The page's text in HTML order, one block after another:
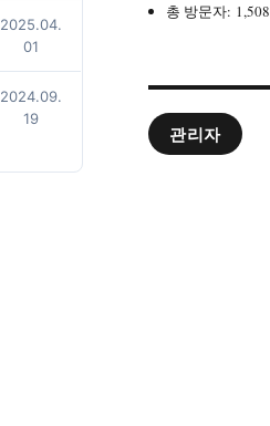
2025.04.
01
2024.09.
19
총 방문자: 1,508
관리자